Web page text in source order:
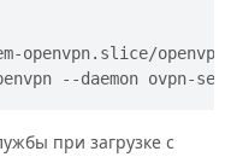
openvpn.slice/
при загрузке с